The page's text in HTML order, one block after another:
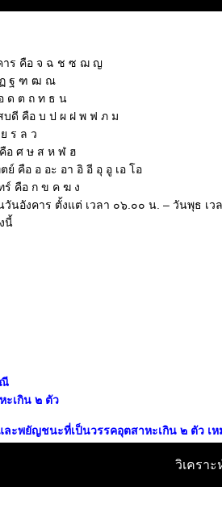
าร คือ จ ฉ ช ซ ฌ ญ
ฏ ฐ ฑ ฒ ณ
ด ต ถ ท ธ น
ดี คือ บ ป ผ ฝ พ ฟ ภ ม
ร ล ว
อ ศ ษ ส ห ฬ ฮ
คือ อ อะ อา อิ อี อุ อู เอ โอ
คือ ก ข ค ฆ ง
นอังคาร ตั้งแต่ เวลา ๐๖.๐๐ น. – วันพุธ เ
นี้
ะเกิน ๒ ตัว
ะพยัญชนะที่เป็นวรรคอุตสาหะเกิน ๒ ตัว เ
วิเครา